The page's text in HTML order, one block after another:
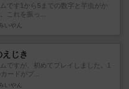
です1から5までの数字と芋虫がか
これを振っ...
いやん
じき
ムですが、初めてプレイしました。1
ードがプ...
いやん